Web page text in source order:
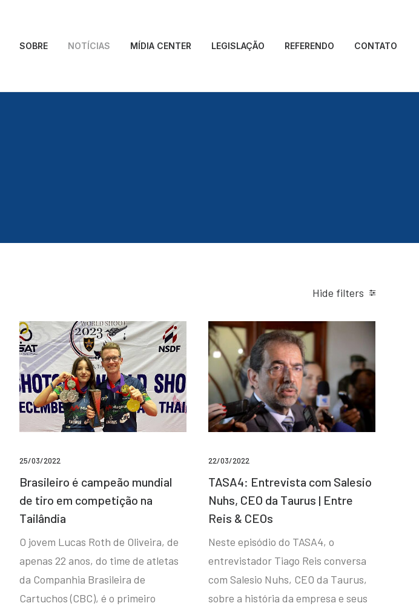
SOBRE NOTÍCIAS MÍDIA CENTER LEGISLAÇÃO REFERENDO CONTATO
Hide filters
25/03/2022
Brasileiro é campeão mundial
de tiro em competição na
Tailândia
O jovem Lucas Roth de Oliveira, de
apenas 22 anos, do time de atletas
da Companhia Brasileira de
Cartuchos (CBC), é o primeiro
22/03/2022
TASA4: Entrevista com Salesio
Nuhs, CEO da Taurus | Entre
Reis & CEOs
Neste episódio do TASA4, o
entrevistador Tiago Reis conversa
com Salesio Nuhs, CEO da Taurus,
sobre a história da empresa e seus